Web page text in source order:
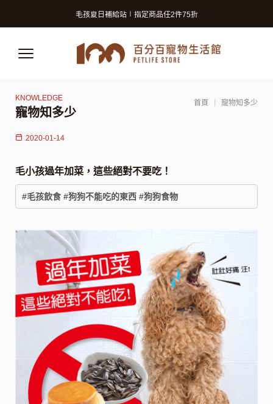
寵物知多少
首頁 寵物知多少
2020-01-14
毛小孩過年加菜，這些絕對不要吃！
#毛孩飲食 #狗狗不能吃的東西 #狗狗食物
毛孩夏日補給站∣指定商品任2件75折
獸醫師推薦的寵物保險! 守護毛孩再升級!